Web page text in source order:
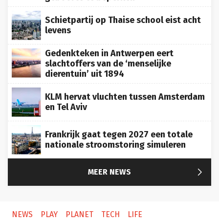
levens
slachtoffers van de ‘menselijke
dierentuin’ uit 1894
en Tel Aviv
nationale stroomstoring simuleren